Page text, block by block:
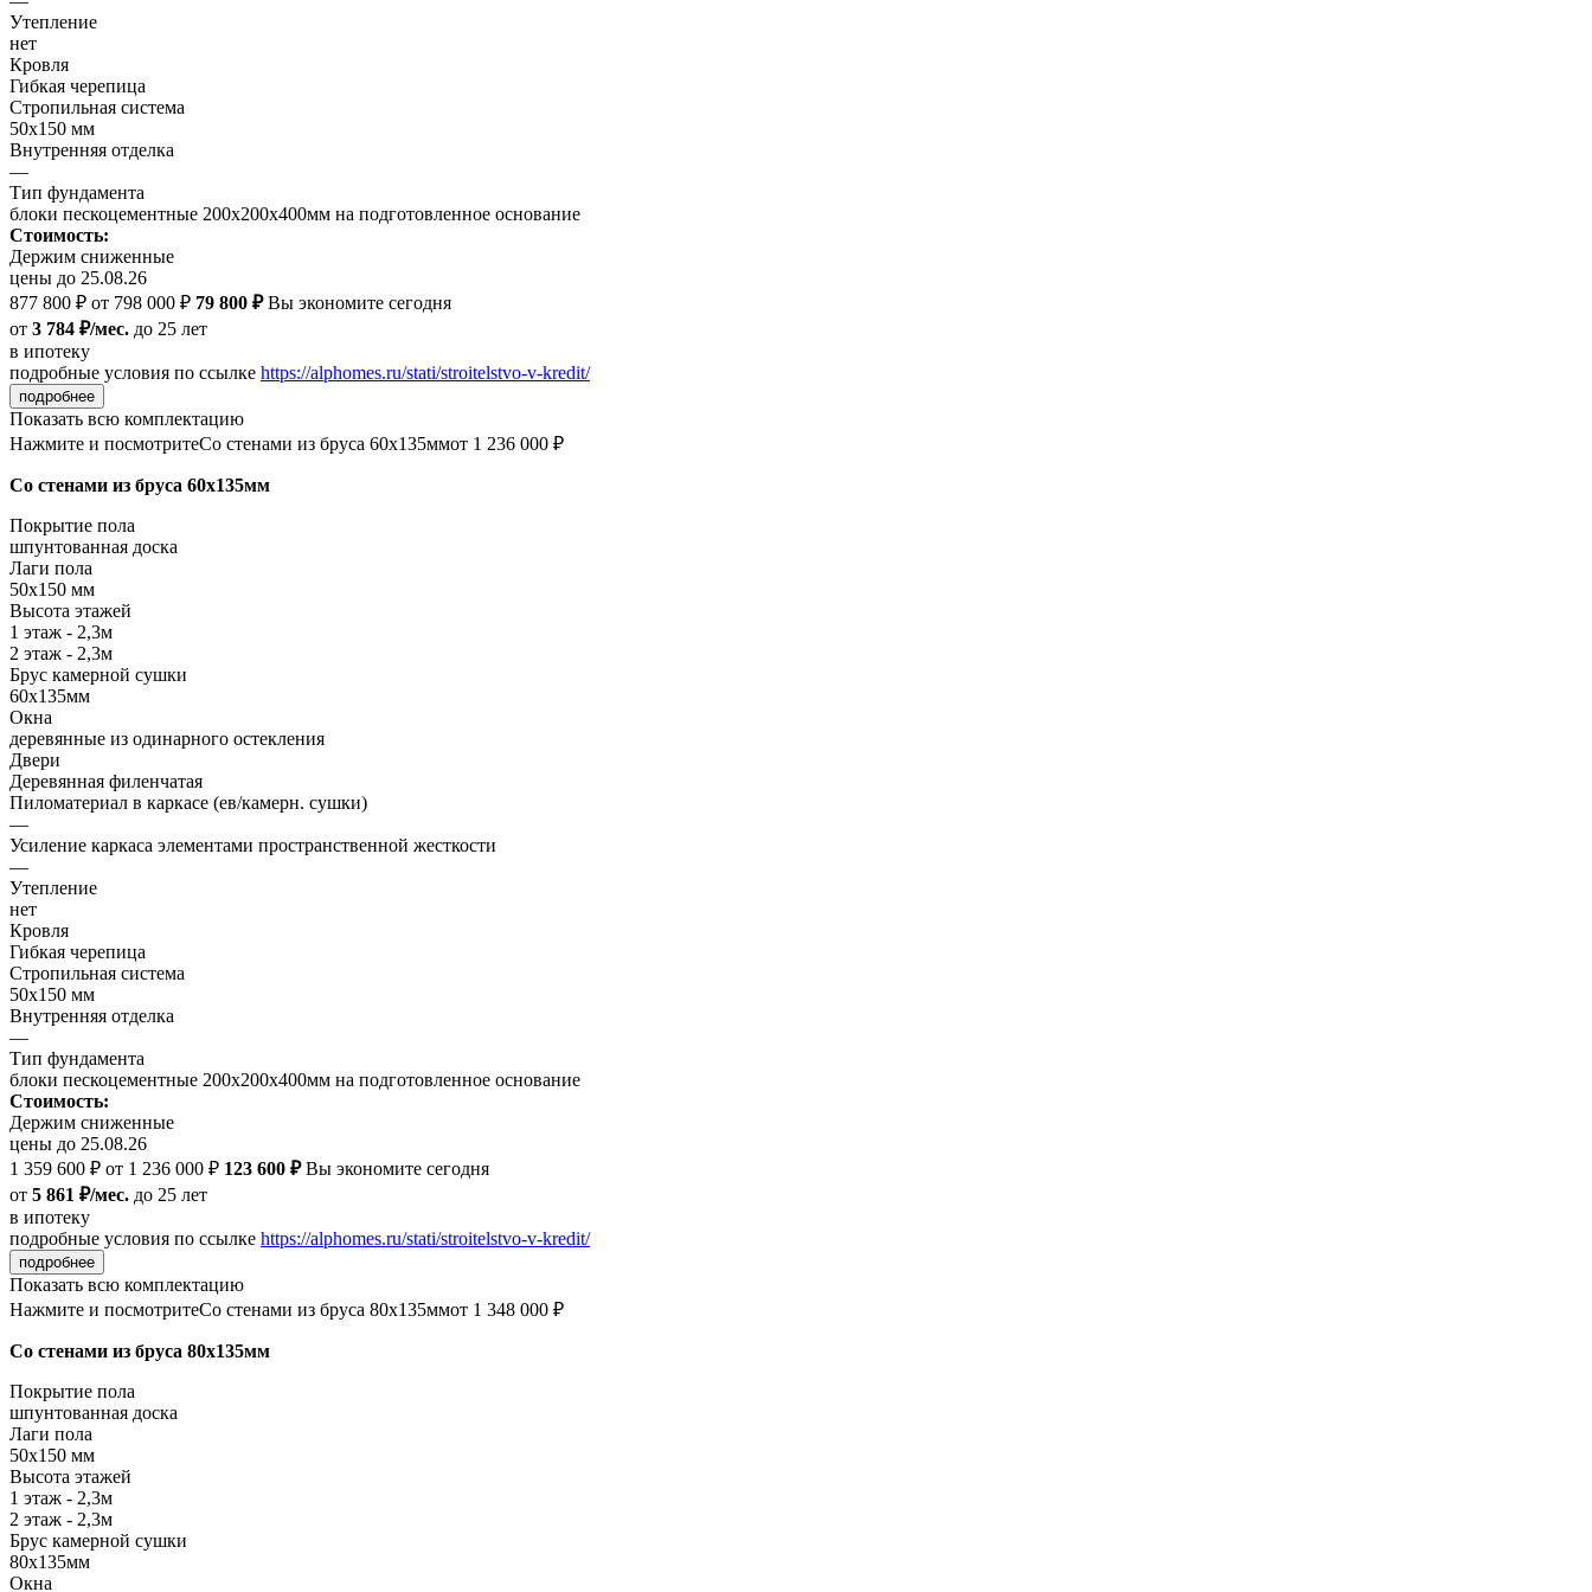
Утепление
нет
Кровля
Гибкая черепица
Стропильная система
50х150 мм
Внутренняя отделка
—
Тип фундамента
блоки пескоцементные 200х200х400мм на подготовленное основание
Стоимость:
Держим сниженные
цены до 25.08.26
877 800 ₽ от 798 000 ₽ 79 800 ₽Вы экономите сегодня
от 3 784 ₽/мес. до 25 лет
в ипотеку
подробные условия по ссылке https://alphomes.ru/stati/stroitelstvo-v-kredit/
подробнее
Показать всю комплектацию
Нажмите и посмотритеСо стенами из бруса 60х135ммот 1 236 000 ₽
Со стенами из бруса 60х135мм
Покрытие пола
шпунтованная доска
Лаги пола
50х150 мм
Высота этажей
1 этаж - 2,3м
2 этаж - 2,3м
Брус камерной сушки
60х135мм
Окна
деревянные из одинарного остекления
Двери
Деревянная филенчатая
Пиломатериал в каркасе (ев/камерн. сушки)
—
Усиление каркаса элементами пространственной жесткости
—
Утепление
нет
Кровля
Гибкая черепица
Стропильная система
50х150 мм
Внутренняя отделка
—
Тип фундамента
блоки пескоцементные 200х200х400мм на подготовленное основание
Стоимость:
Держим сниженные
цены до 25.08.26
1 359 600 ₽ от 1 236 000 ₽ 123 600 ₽Вы экономите сегодня
от 5 861 ₽/мес. до 25 лет
в ипотеку
подробные условия по ссылке https://alphomes.ru/stati/stroitelstvo-v-kredit/
подробнее
Показать всю комплектацию
Нажмите и посмотритеСо стенами из бруса 80х135ммот 1 348 000 ₽
Со стенами из бруса 80х135мм
Покрытие пола
шпунтованная доска
Лаги пола
50х150 мм
Высота этажей
1 этаж - 2,3м
2 этаж - 2,3м
Брус камерной сушки
80х135мм
Окна